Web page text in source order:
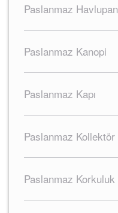
Paslanmaz Havlupan
Paslanmaz Kanopi
Paslanmaz Kapı
Paslanmaz Kollektör
Paslanmaz Korkuluk